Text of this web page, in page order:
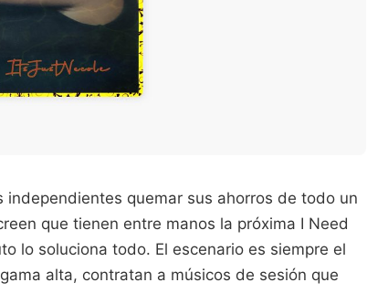
quemar sus ahorros de todo un
que tienen entre manos la próxima I Need
lo soluciona todo. El escenario es siempre el
alta, contratan a músicos de sesión que